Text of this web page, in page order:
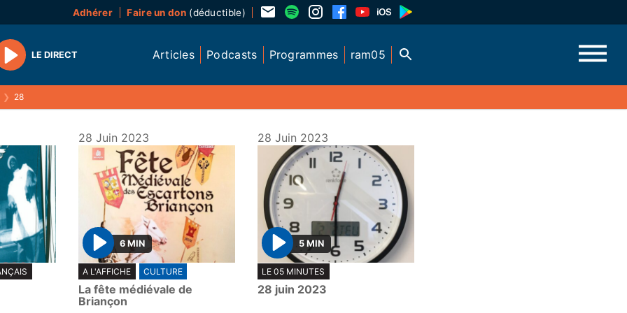
Adhérer Faire un don(déductible)
Play
LE DIRECT Articles Podcasts Programmes ram05
❯ 28
28 Juin 2023
P
l
a
y
6 MIN
A L'AFFICHE CULTURE
La fête médiévale de
Briançon
28 Juin 2023
P
l
a
5 MIN
LE 05 MINUTES
28 juin 2023